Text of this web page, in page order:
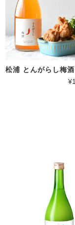
松浦 とんがらし梅酒